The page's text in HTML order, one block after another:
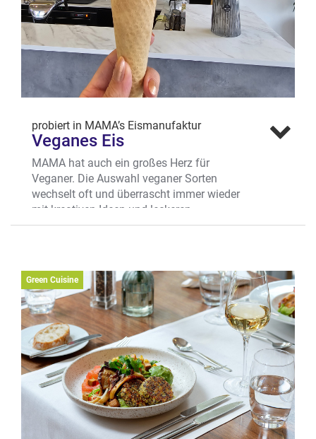
probiert in MAMA’s Eismanufaktur
Veganes Eis
MAMA hat auch ein großes Herz für
Veganer. Die Auswahl veganer Sorten
wechselt oft und überrascht immer wieder
mit kreativen Ideen und leckeren
Alternativen. Probiertipp: Auch die Sorten
Wo? Hafenweg 25, Hafenmarkt
Mehr erfahren
Green Cuisine